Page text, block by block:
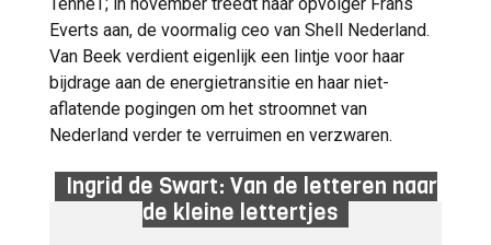
de grootste woningcorporaties van
Nederland, actief in onder meer Amsterdam,
Almere, Amersfoort en de Gooi- en
Vechtstreek.
Ritsema van Eck studeerde bedrijfskunde
vervolgde haar opleiding met een master
International Management aan Oxford
Brookes University. Haar professionele
Everts aan, de voormalig ceo van Shell Nederland.
Van Beek verdient eigenlijk een lintje voor haar
bijdrage aan de energietransitie en haar niet-
aflatende pogingen om het stroomnet van
Nederland verder te verruimen en verzwaren.
Ingrid de Swart: Van de letteren naar
de kleine lettertjes